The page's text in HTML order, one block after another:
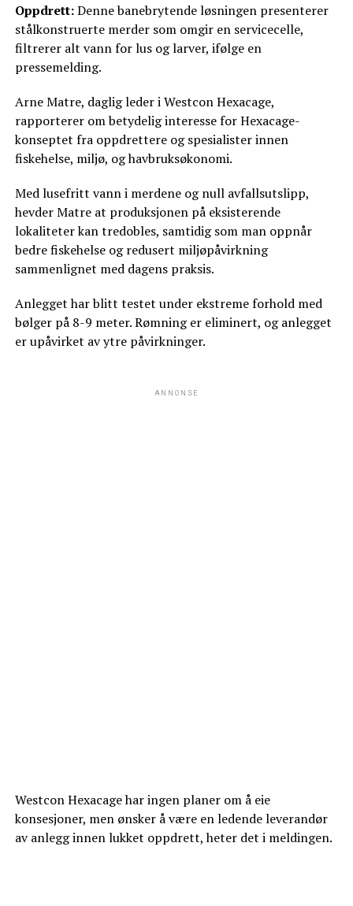
Oppdrett:Denne banebrytende løsningen presenterer
stålkonstruerte merder som omgir en servicecelle,
filtrerer alt vann for lus og larver, ifølge en
pressemelding.
Arne Matre, daglig leder i Westcon Hexacage,
rapporterer om betydelig interesse for Hexacage-
konseptet fra oppdrettere og spesialister innen
fiskehelse, miljø, og havbruksøkonomi.
Med lusefritt vann i merdene og null avfallsutslipp,
hevder Matre at produksjonen på eksisterende
lokaliteter kan tredobles, samtidig som man oppnår
bedre fiskehelse og redusert miljøpåvirkning
sammenlignet med dagens praksis.
Anlegget har blitt testet under ekstreme forhold med
bølger på 8-9 meter. Rømning er eliminert, og anlegget
er upåvirket av ytre påvirkninger.
ANNONSE
Westcon Hexacage har ingen planer om å eie
konsesjoner, men ønsker å være en ledende leverandør
av anlegg innen lukket oppdrett, heter det i meldingen.